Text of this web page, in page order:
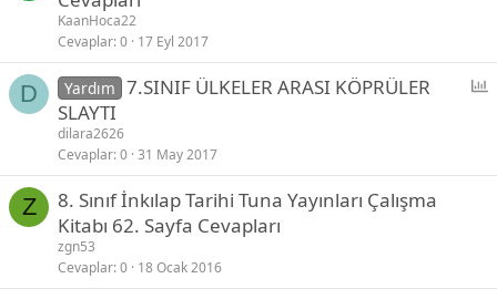
KaanHoca22
Cevaplar 0 17 Eyl 2017
D Yardım 7.SINIF ÜLKELER ARASI KÖPRÜLER
SLAYTI
dilara2626
Cevaplar 0 31 May 2017
Z
8. Sınıf İnkılap Tarihi Tuna Yayınları Çalışma
Kitabı 62. Sayfa Cevapları
zgn53
Cevaplar 0 18 Ocak 2016